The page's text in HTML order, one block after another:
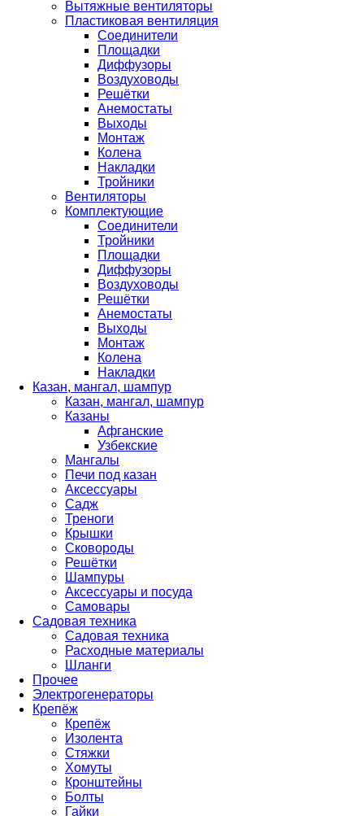
Вытяжные вентиляторы
Пластиковая вентиляция
Соединители
Площадки
Диффузоры
Воздуховоды
Решётки
Анемостаты
Выходы
Монтаж
Колена
Накладки
Тройники
Вентиляторы
Комплектующие
Соединители
Тройники
Площадки
Диффузоры
Воздуховоды
Решётки
Анемостаты
Выходы
Монтаж
Колена
Накладки
Казан, мангал, шампур
Казан, мангал, шампур
Казаны
Афганские
Узбекские
Мангалы
Печи под казан
Аксессуары
Садж
Треноги
Крышки
Сковороды
Решётки
Шампуры
Аксессуары и посуда
Самовары
Садовая техника
Садовая техника
Расходные материалы
Шланги
Прочее
Электрогенераторы
Крепёж
Крепёж
Изолента
Стяжки
Хомуты
Кронштейны
Болты
Гайки